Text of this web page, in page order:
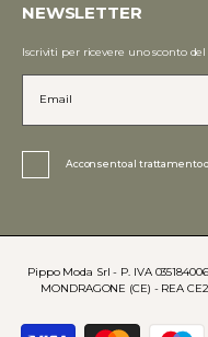
NEWSLETTER
Iscriviti per ricevere uno sconto
Acconsento al trattamento
Pippo Moda Srl - P. IVA
MONDRAGONE (CE) - REA